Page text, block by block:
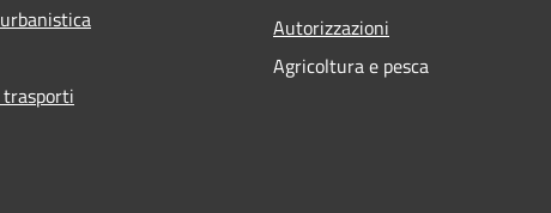
Autorizzazioni
Agricoltura e pesca